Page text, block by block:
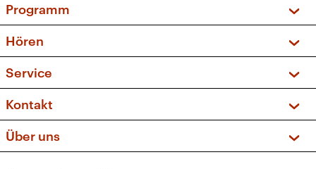
Programm
Sendungen und Podcasts
Musikliste
Kakadu – Das Kinderprogramm
Hören
Frequenzen (UKW + DAB+)
Service
FAQ
Apps
Newsletter
Kontakt
Social Media
Über uns